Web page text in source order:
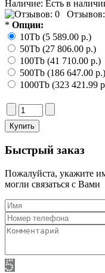
Наличие: Есть в
* Опции:
10Tb (5 589.00 р.)
50Tb (27 806.00 р.)
100Tb (41 710.00 р.)
500Tb (186 647.00 р.)
1000Tb (323 421.99
Быстрый заказ
Пожалуйста, укажите
могли связаться с Вами